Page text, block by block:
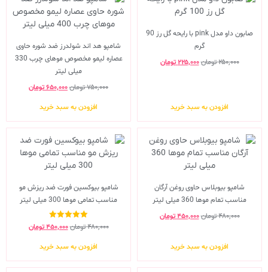
صابون داو مدل pink با رایحه گل رز 90
گرم
۲۵۰,۰۰۰تومان۲۲۵,۰۰۰ تومان
افزودن به سبد خرید
شامپو هد اند شولدرز ضد شوره حاوی
عصاره لیمو مخصوص موهای چرب 330
میلی لیتر
۷۵۰,۰۰۰تومان۶۵۰,۰۰۰تومان
افزودن به سبد خرید
شامپو بیوبلاس حاوی روغن آرگان
مناسب تمام موها 360 میلی لیتر
۴۸۰,۰۰۰تومان۴۵۰,۰۰۰ تومان
افزودن به سبد خرید
شامپو بیوکسین فورت ضد ریزش مو
مناسب تمامی موها 300 میلی لیتر
نمره
5.00
۴۸۰,۰۰۰تومان۴۵۰,۰۰۰ تومان
افزودن به سبد خرید